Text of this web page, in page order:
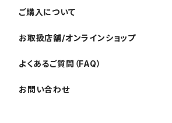
ご購入について
お取扱店舗/オンラインショップ
よくあるご質問（FAQ）
お問い合わせ